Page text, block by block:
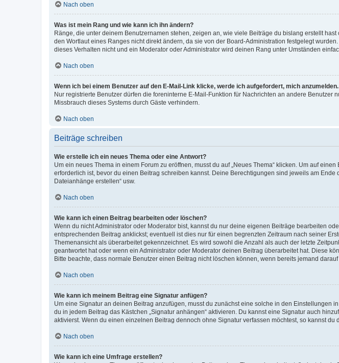
Nach oben
Was ist mein Rang und wie kann ich ihn ändern?
Ränge, die unter deinem Benutzernamen stehen, zeigen an, wie viele Beiträge du bislang erstellt
den Wortlaut eines Ranges nicht direkt ändern, da sie von der Board-Administration festgelegt
dieses Verhalten nicht und ein Moderator oder Administrator wird deinen Rang unter Umständen
Nach oben
Wenn ich bei einem Benutzer auf den E-Mail-Link klicke, werde ich aufgefordert, mich anzumelden.
Nur registrierte Benutzer dürfen die foreninterne E-Mail-Funktion für Nachrichten an andere
Missbrauch dieses Systems durch Gäste verhindern.
Nach oben
Beiträge schreiben
Wie erstelle ich ein neues Thema oder eine Antwort?
Um ein neues Thema in einem Forum zu eröffnen, musst du auf „Neues Thema“ klicken. Um auf
erforderlich ist, bevor du einen Beitrag schreiben kannst. Deine Berechtigungen sind jeweils am
Dateianhänge erstellen“ usw.
Nach oben
Wie kann ich einen Beitrag bearbeiten oder löschen?
Wenn du nicht Administrator oder Moderator bist, kannst du nur deine eigenen Beiträge bearbeiten
entsprechenden Beitrag anklickst; eventuell ist dies nur für einen begrenzten Zeitraum nach seiner
Themenansicht als überarbeitet gekennzeichnet. Es wird sowohl die Anzahl als auch der letzte
geantwortet hat oder wenn ein Administrator oder Moderator deinen Beitrag überarbeitet hat. Diese
Bitte beachte, dass normale Benutzer einen Beitrag nicht löschen können, wenn bereits jemand darauf
Nach oben
Wie kann ich meinem Beitrag eine Signatur anfügen?
Um eine Signatur an deinen Beitrag anzufügen, musst du zunächst eine solche in den
du in jedem Beitrag das Kästchen „Signatur anhängen“ aktivieren. Du kannst eine Signatur auch
aktivierst. Wenn du einen einzelnen Beitrag dennoch ohne Signatur verfassen möchtest, so kannst
Nach oben
Wie kann ich eine Umfrage erstellen?